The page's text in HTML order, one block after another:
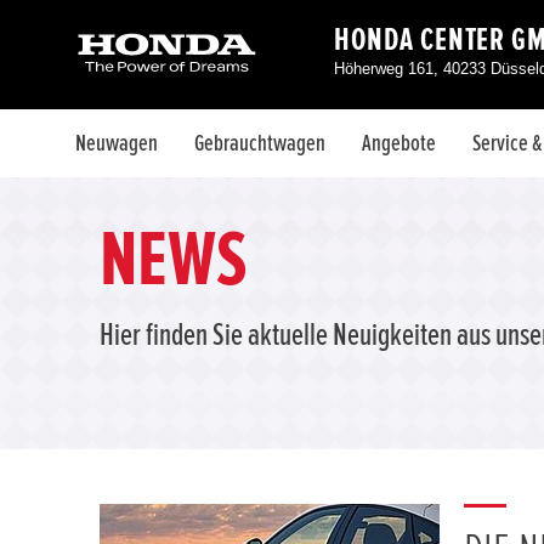
HONDA CENTER
Höherweg 161, 40233
Neuwagen Gebrauchtwagen Angebote Service
NEWS
Hier finden Sie aktuelle Neuigkeiten aus